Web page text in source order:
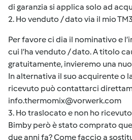
di garanzia si applica solo ad
2. Ho venduto / dato via il mio
Per favore ci dia il nominativo e
cui l’ha venduto / dato. A titolo
gratuitamente, invieremo una
In alternativa il suo acquirente o
ricevuto può contattarci
info.thermomix@vorwerk.com
3. Ho traslocato e non ho
Bimby però è stato comprato
due anni fa? Come faccio a